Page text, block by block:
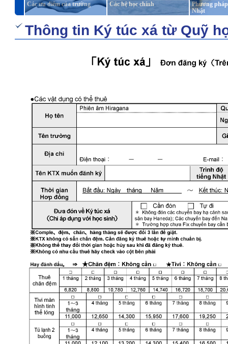
Các ưu điểm của trường Các hệ học chính
Phương
Nhật
Thông tin Ký túc xá từ Quỹ